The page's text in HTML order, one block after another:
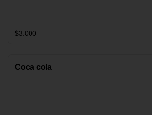
$3.000
Coca cola